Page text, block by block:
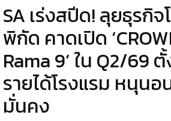
SA เร่งสปีด! ลุยธุรกิจ
พิกัด คาดเปิด
Rama 9’ ใน Q2/69
รายได้โรงแรม หนุนอ
มั่นคง